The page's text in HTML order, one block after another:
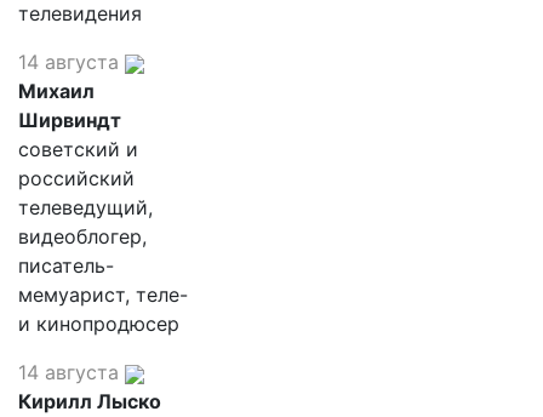
телевидения
14 августа
Михаил
Ширвиндт
советский и
российский
телеведущий,
видеоблогер,
писатель-
мемуарист, теле-
и кинопродюсер
14 августа
Кирилл Лыско